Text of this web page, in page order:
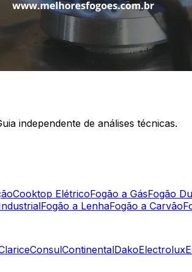
independente de análises técnicas.
Cooktop ElétricoFogão a GásFogão
Fogão a LenhaFogão a Carvão
ConsulContinentalDakoElectrolux